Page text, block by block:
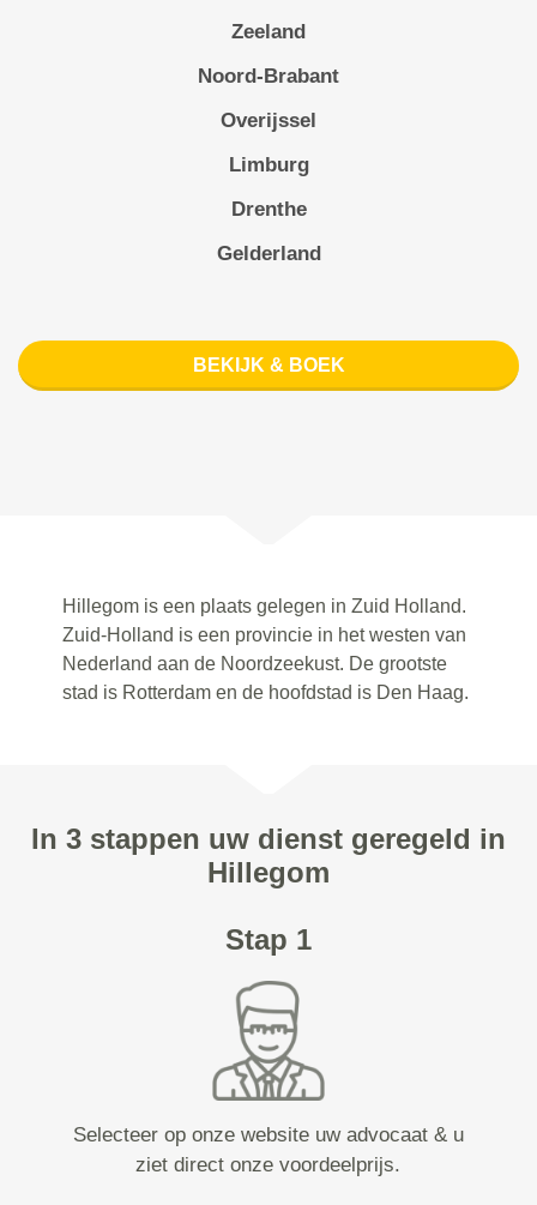
Zeeland
Noord-Brabant
Overijssel
Limburg
Drenthe
Gelderland
BEKIJK & BOEK
Hillegom is een plaats gelegen in Zuid Holland.
Zuid-Holland is een provincie in het westen van
Nederland aan de Noordzeekust. De grootste
stad is Rotterdam en de hoofdstad is Den Haag.
In 3 stappen uw dienst geregeld in
Hillegom
Stap 1
Selecteer op onze website uw advocaat & u
ziet direct onze voordeelprijs.